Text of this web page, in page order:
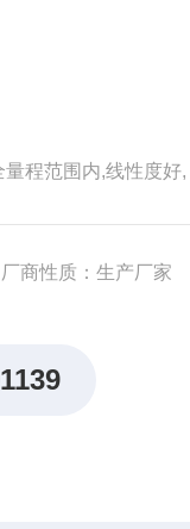
程范围内,线性度好,
厂商性质：生产厂家